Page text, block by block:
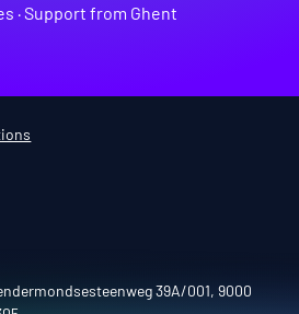
· Support from Ghent
39A/001, 9000